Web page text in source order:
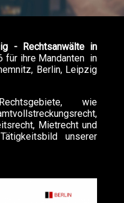
- Rechtsanwälte in
für ihre Mandanten in
Berlin, Leipzig
wie
Mietrecht und
unserer